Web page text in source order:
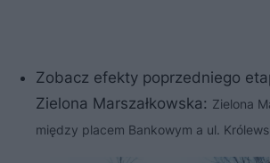
Zobacz efekty poprzedniego
Zielona Marszałkowska: Zielona
między placem Bankowym a ul.